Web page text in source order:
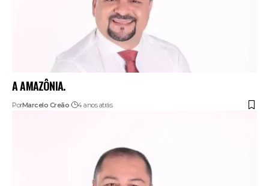
A AMAZÔNIA.
PorMarcelo Creão 4 anos atrás